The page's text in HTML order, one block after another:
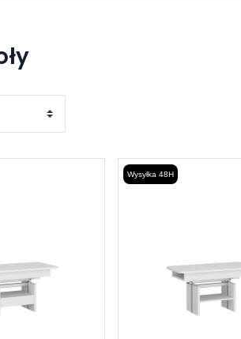
Wysyłka 48H